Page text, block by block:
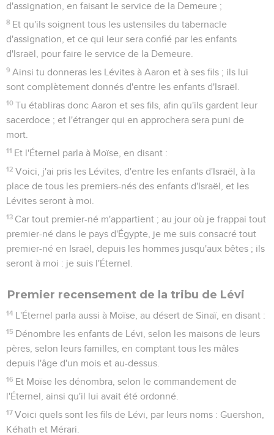
d'assignation, en faisant le service de la Demeure ;
8 Et qu'ils soignent tous les ustensiles du tabernacle
d'assignation, et ce qui leur sera confié par les enfants
d'Israël, pour faire le service de la Demeure.
9 Ainsi tu donneras les Lévites à Aaron et à ses fils ; ils lui
sont complètement donnés d'entre les enfants d'Israël.
10 Tu établiras donc Aaron et ses fils, afin qu'ils gardent leur
sacerdoce ; et l'étranger qui en approchera sera puni de
mort.
11 Et l'Éternel parla à Moïse, en disant :
12 Voici, j'ai pris les Lévites, d'entre les enfants d'Israël, à la
place de tous les premiers-nés des enfants d'Israël, et les
Lévites seront à moi.
13 Car tout premier-né m'appartient ; au jour où je frappai tout
premier-né dans le pays d'Égypte, je me suis consacré tout
premier-né en Israël, depuis les hommes jusqu'aux bêtes ; ils
seront à moi : je suis l'Éternel.
Premier recensement de la tribu de Lévi
14 L'Éternel parla aussi à Moïse, au désert de Sinaï, en disant :
15 Dénombre les enfants de Lévi, selon les maisons de leurs
pères, selon leurs familles, en comptant tous les mâles
depuis l'âge d'un mois et au-dessus.
16 Et Moïse les dénombra, selon le commandement de
l'Éternel, ainsi qu'il lui avait été ordonné.
17 Voici quels sont les fils de Lévi, par leurs noms : Guershon,
Kéhath et Mérari.